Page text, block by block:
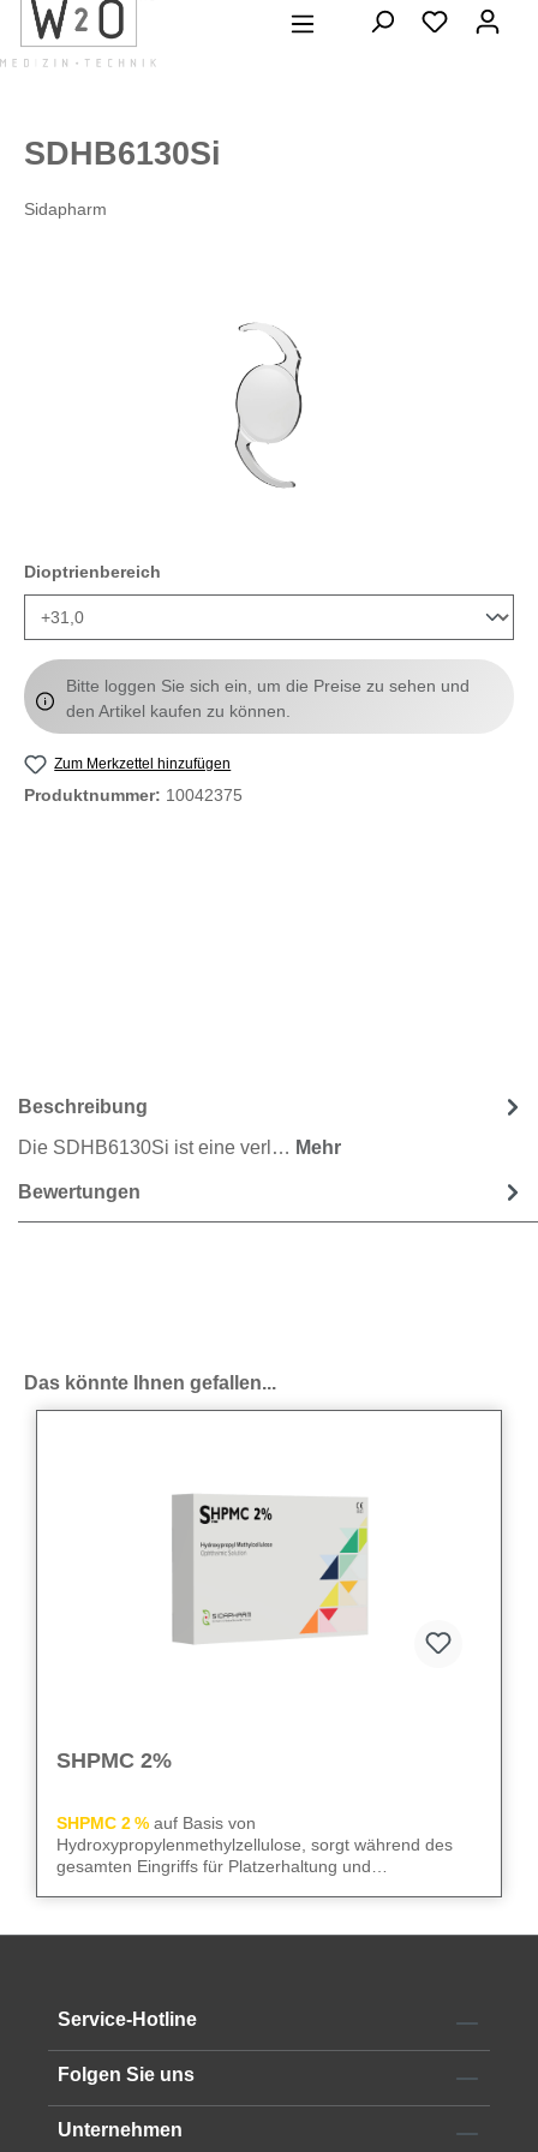
springen
SDHB6130Si
Sidapharm
Dioptrienbereich
Bitte loggen Sie sich ein, um die Preise zu sehen und
den Artikel kaufen zu können.
Zum Merkzettel hinzufügen
Produktnummer: 10042375
Beschreibung
Die SDHB6130Si ist eine verl… Mehr
Bewertungen
Produktgalerie überspringen
Das könnte Ihnen gefallen...
SHPMC 2%
SHPMC 2 % auf Basis von
Hydroxypropylenmethylzellulose, sorgt während des
gesamten Eingriffs für Platzerhaltung und
hohe HPMC-Konzentration. Die 2‑ml-Luer-Lock-Spritze
Alle technischen Informationen finden Sie im
Service-Hotline
Folgen Sie uns
Unternehmen